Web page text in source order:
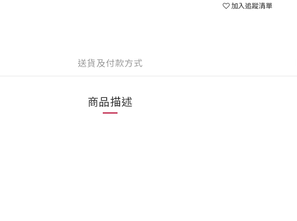
加入追蹤清單
送貨及付款方式
商品描述